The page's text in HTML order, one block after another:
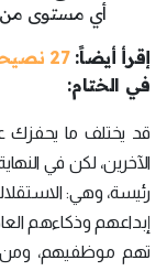
أي مستوى من
إقرأ أيضاً:27 نصيحة لإتقان أي شيء
في الختام:
قد يختلف ما يحفزك
الآخرين، لكن في
رئيسة، وهي:
إبداعهم وذكاءهم
تهم موظفيهم، ومن